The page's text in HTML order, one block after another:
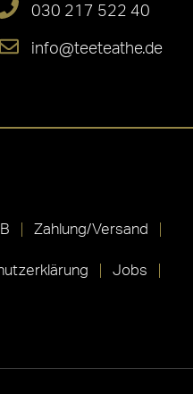
030 217 522 40
info@teeteathe.de
Zahlung/Versand
Jobs